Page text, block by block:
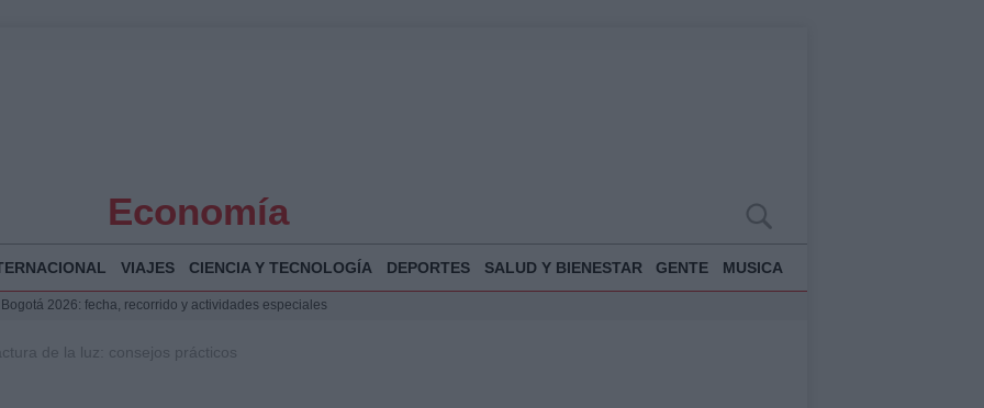
Economía
VIAJES CIENCIA Y TECNOLOGÍA DEPORTES SALUD Y BIENESTAR GENTE MUSICA
2026: fecha, recorrido y actividades especiales
Illa Plana: Menorca apuesta por el deporte náutico sostenible
de la luz: consejos prácticos